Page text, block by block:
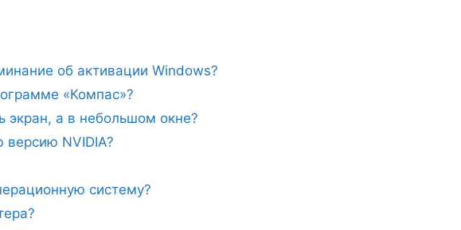
об активации Windows?
«Компас»?
экран, а в небольшом окне?
версию NVIDIA?
систему?